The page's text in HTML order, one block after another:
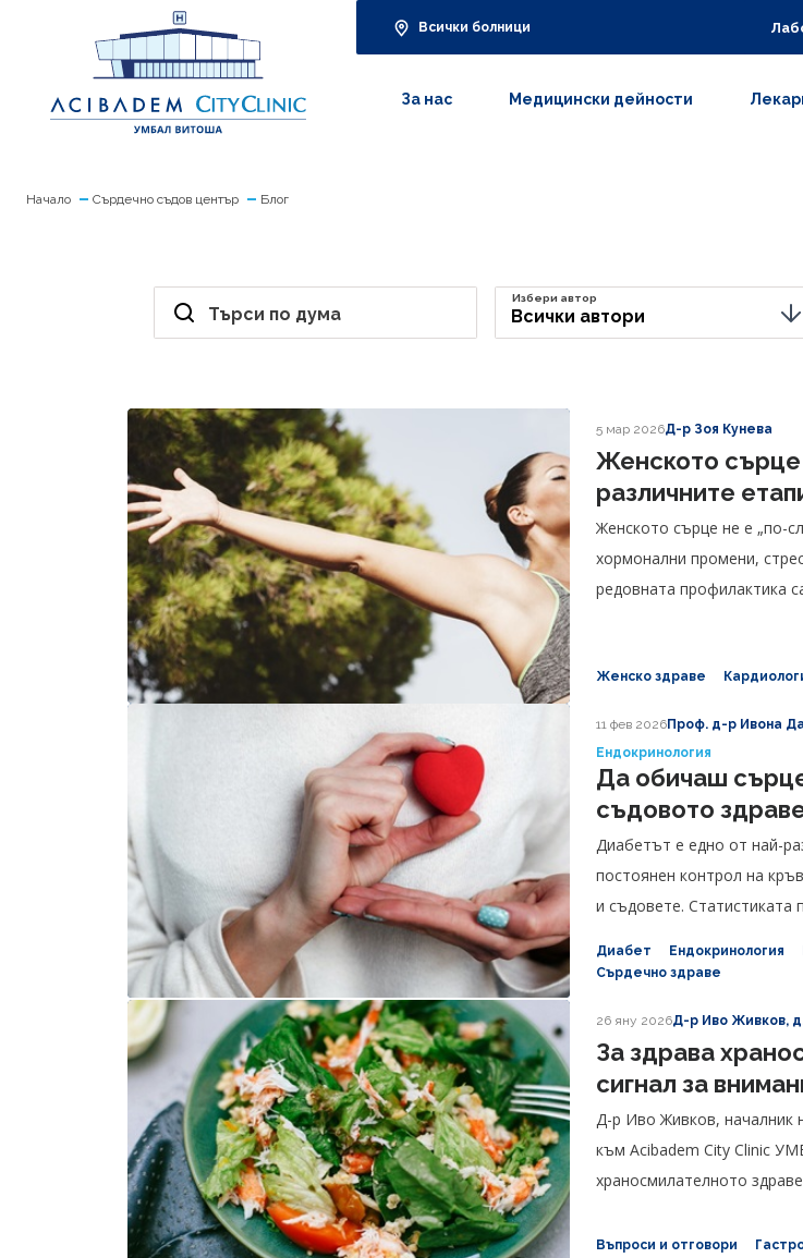
Всички болници
За нас Медицински дейности
Начало Сърдечно съдов център Блог
Търси по дума Всички автори
Избери автор
5 мар 2026Д-р Зоя Кунева
Женското сърце
различните
Женското сърце не е „по-
хормонални промени,
редовната профилактика
Женско здраве
11 фев 2026Проф. д-р Ивона
Ендокринология
Да обичаш
съдовото
Диабетът е едно от най-
постоянен контрол на
и съдовете. Статистиката
Диабет Ендокринология
Сърдечно здраве
26 яну 2026Д-р Иво Живков,
За здрава
сигнал за
Д-р Иво Живков, началник
към Acibadem City Clinic
храносмилателното
Въпроси и отговори